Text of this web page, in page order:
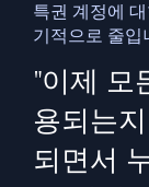
특권 계정에
기적으로 줄입
"이제 모
용되는
되면서